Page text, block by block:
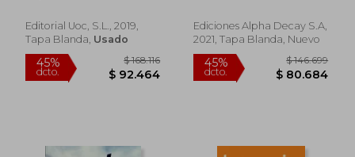
Editorial Uoc, S.L., 2019,
Tapa Blanda, Usado
Ediciones Alpha Decay S.A,
2021, Tapa Blanda, Nuevo